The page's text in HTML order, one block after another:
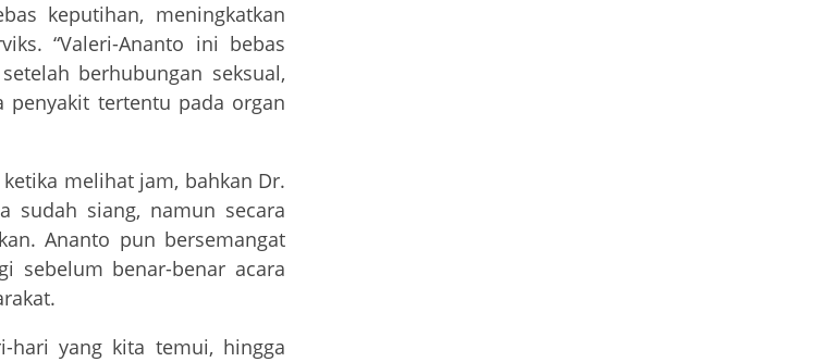
keputihan, meningkatkan
“Valeri-Ananto ini bebas
berhubungan seksual,
tertentu pada organ
melihat jam, bahkan Dr.
sudah siang, namun secara
Ananto pun bersemangat
sebelum benar-benar acara
hari yang kita temui, hingga